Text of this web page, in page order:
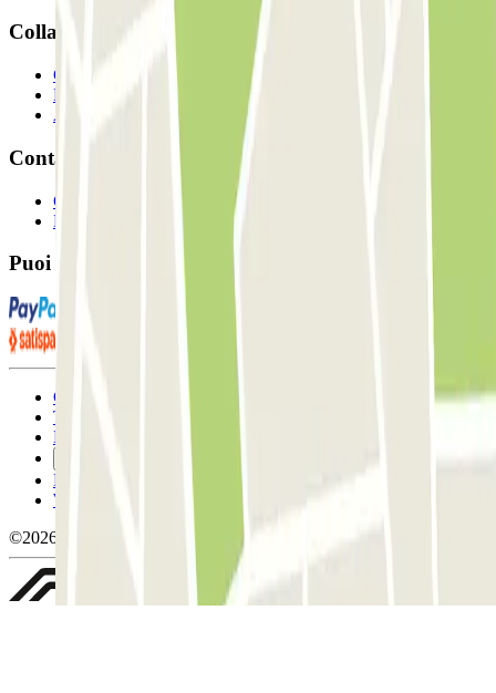
Collaboriamo?
Collaboratori
Proprietari di parcheggio
Affiliati
Contatto
Contattaci
FAQ
Puoi utilizzare questi metodi di pagamento:
Condizioni contrattuali e di utilizzo
Termini di cancellazione
Politica sui cookies
Politica sulla privacy
Whistleblowing
©2026 Parclick. Tutti i diritti riservati